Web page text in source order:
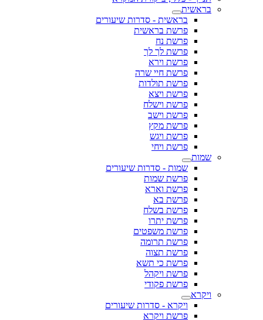
בראשית
בראשית - סדרות שיעורים
פרשת בראשית
פרשת נח
פרשת לך לך
פרשת וירא
פרשת חיי שרה
פרשת תולדות
פרשת ויצא
פרשת וישלח
פרשת וישב
פרשת מקץ
פרשת ויגש
פרשת ויחי
שמות
שמות - סדרות שיעורים
פרשת שמות
פרשת וארא
פרשת בא
פרשת בשלח
פרשת יתרו
פרשת משפטים
פרשת תרומה
פרשת תצוה
פרשת כי תשא
פרשת ויקהל
פרשת פקודי
ויקרא
ויקרא - סדרות שיעורים
פרשת ויקרא